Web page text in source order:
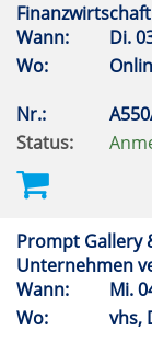
Wann:
Di.
Wo:
Nr.:
Status:
Prompt Gallery
Unternehmen
Wann:
Mi.
Wo:
vhs,